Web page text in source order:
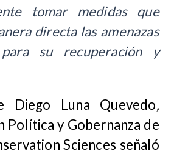
tomar medidas que
directa las amenazas
su recuperación y
Diego Luna Quevedo,
Política y Gobernanza de
Sciences señaló